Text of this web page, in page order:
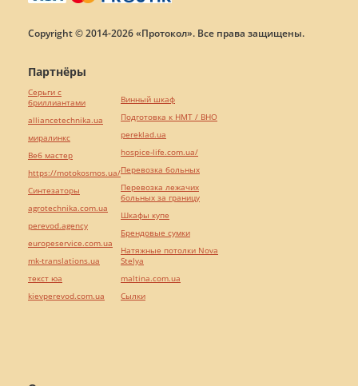
Copyright © 2014-2026 «Протокол». Все права защищены.
Партнёры
Серьги с
бриллиантами
alliancetechnika.ua
миралинкс
Веб мастер
https://motokosmos.ua/
Синтезаторы
agrotechnika.com.ua
perevod.agency
europeservice.com.ua
mk-translations.ua
текст юа
kievperevod.com.ua
Винный шкаф
Подготовка к НМТ / ВНО
pereklad.ua
hospice-life.com.ua/
Перевозка больных
Перевозка лежачих
больных за границу
Шкафы купе
Брендовые сумки
Натяжные потолки Nova
Stelya
maltina.com.ua
Cылки